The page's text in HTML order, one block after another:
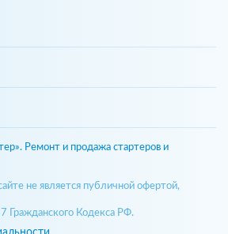
Ремонт и продажа стартеров и
не является публичной офертой,
Гражданского Кодекса РФ.